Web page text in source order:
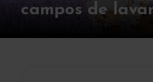
campos de